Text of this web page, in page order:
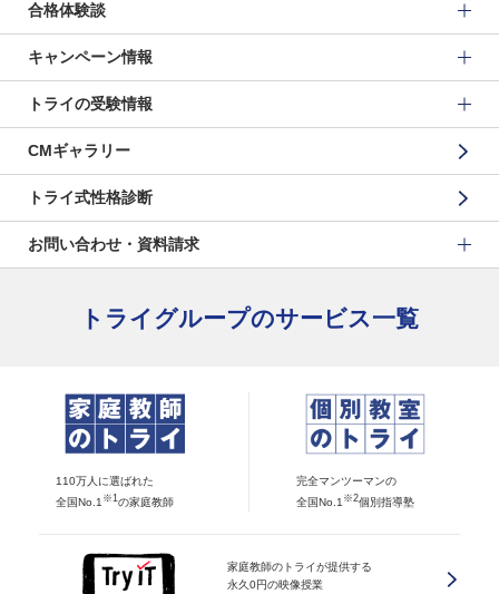
合格体験談
キャンペーン情報
トライの受験情報
CMギャラリー
トライ式性格診断
お問い合わせ・資料請求
トライグループのサービス一覧
110万人に選ばれた
全国No.1 ※1 の家庭教師
完全マンツーマンの
全国No.1 ※2個別指導塾
家庭教師のトライが提供する
永久0円の映像授業